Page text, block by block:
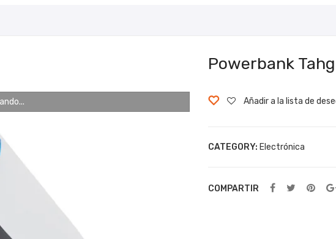
Powerbank Tahg
Añadir a la lista de
CATEGORY: Electrónica
COMPARTIR